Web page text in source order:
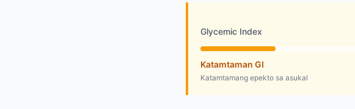
Glycemic Index
Katamtaman GI
Katamtamang epekto sa asukal